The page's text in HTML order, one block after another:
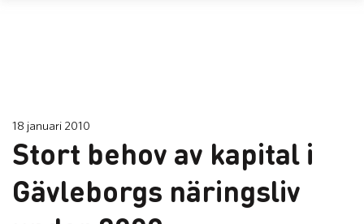
18 januari 2010
Stort behov av kapital i
Gävleborgs näringsliv